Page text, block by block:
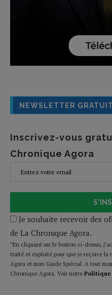
NEWSLETTER
Inscrivez-vous
Chronique Agora
Je souhaite recevoir des
de La Chronique Agora.
*En cliquant sur le bouton ci-dessus,
traité et exploité pour que je reçoive la
Agora et mon Guide Spécial. A tout
Chronique Agora. Voir notre